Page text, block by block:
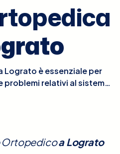
Lograto è essenziale per
relativi al sistema
fratture, distorsioni,
richiedere radiografie o
Ortopedicoa Lograto